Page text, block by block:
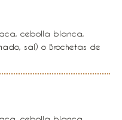
cebolla blanca,
sal) o Brochetas de